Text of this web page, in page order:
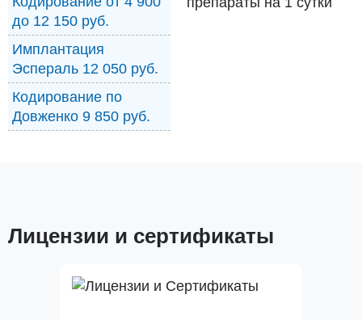
до 12 150 руб.
Имплантация
Эспераль 12 050 руб.
Кодирование по
Довженко 9 850 руб.
Лицензии и сертификаты